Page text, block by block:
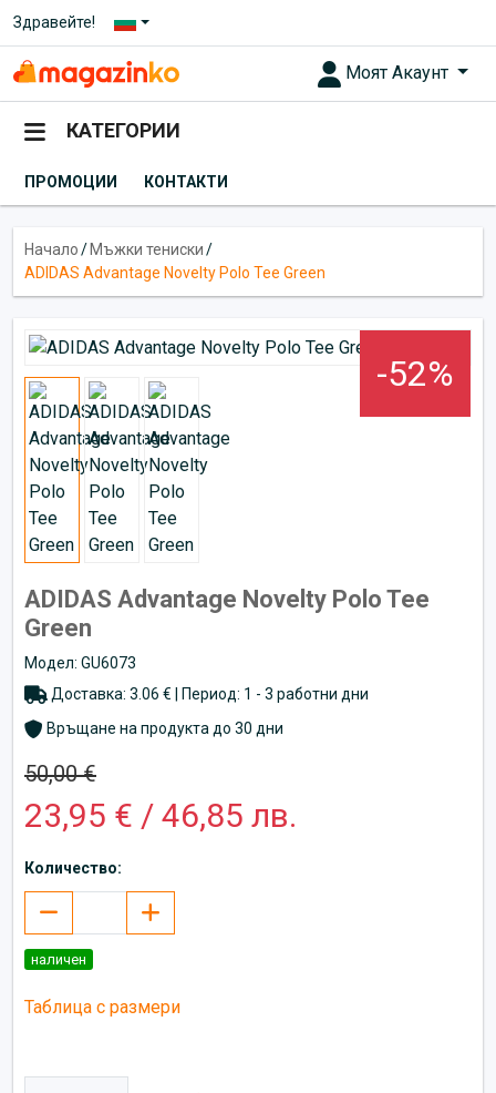
Здравейте!
Моят Акаунт
КАТЕГОРИИ
ПРОМОЦИИ КОНТАКТИ
Начало/ Мъжки тениски/
ADIDAS Advantage Novelty Polo Tee Green
-52%
ADIDAS Advantage Novelty Polo Tee
Green
Модел: GU6073
Доставка: 3.06 € | Период: 1 - 3 работни дни
Връщане на продукта до 30 дни
50,00 €
23,95 € / 46,85 лв.
Количество:
наличен
Таблица с размери